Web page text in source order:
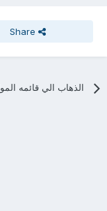
Share
الذهاب الي قائمه